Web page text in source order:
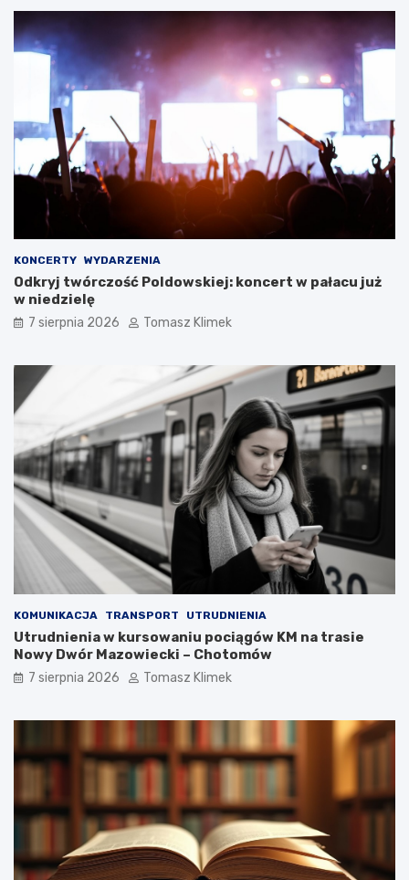
KONCERTY WYDARZENIA
Odkryj twórczość Poldowskiej: koncert w pałacu już
w niedzielę
7 sierpnia 2026 Tomasz Klimek
KOMUNIKACJA TRANSPORT UTRUDNIENIA
Utrudnienia w kursowaniu pociągów KM na trasie
Nowy Dwór Mazowiecki – Chotomów
7 sierpnia 2026 Tomasz Klimek